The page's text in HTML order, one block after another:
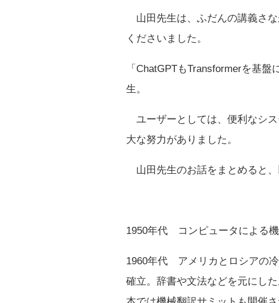
山田先生は、ふだんの講義さ
くださいました。
「ChatGPTもTransformerを基
生。
ユーザーとしては、便利なシ
大な努力がありました。
山田先生のお話をまとめると、
1950年代 コンピュータによる機
1960年代 アメリカとロシアの
確立。辞書や文法などを元にし